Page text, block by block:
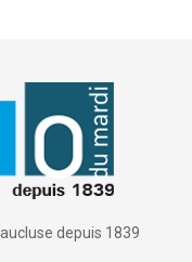
depuis 1839